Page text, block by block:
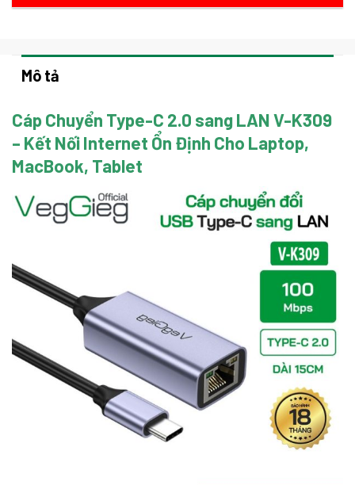
Mô tả
Cáp Chuyển Type-C 2.0 sang LAN V-K309
– Kết Nối Internet Ổn Định Cho Laptop,
MacBook, Tablet